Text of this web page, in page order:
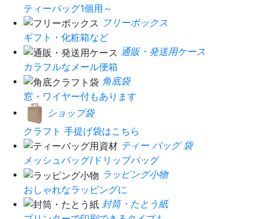
ティーバッグ1個用～
フリーボックス
ギフト・化粧箱など
通販・発送用ケース
カラフルなメール便箱
角底袋
窓・ワイヤー付もあります
ショップ袋
クラフト 手提げ袋はこちら
ティー バッグ 袋
メッシュバッグ/ドリップバッグ
ラッピング小物
おしゃれなラッピングに
封筒・たとう紙